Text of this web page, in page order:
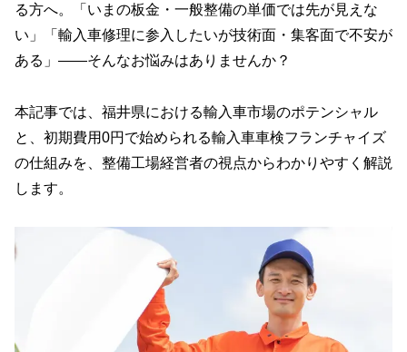
る方へ。「いまの板金・一般整備の単価では先が見えな
い」「輸入車修理に参入したいが技術面・集客面で不安が
ある」――そんなお悩みはありませんか？
本記事では、福井県における輸入車市場のポテンシャル
と、初期費用0円で始められる輸入車車検フランチャイズ
の仕組みを、整備工場経営者の視点からわかりやすく解説
します。